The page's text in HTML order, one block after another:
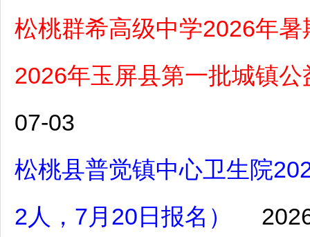
松桃群希高级中学2026年
2026年玉屏县第一批城镇
07-03
松桃县普觉镇中心卫生院
2人，7月20日报名）